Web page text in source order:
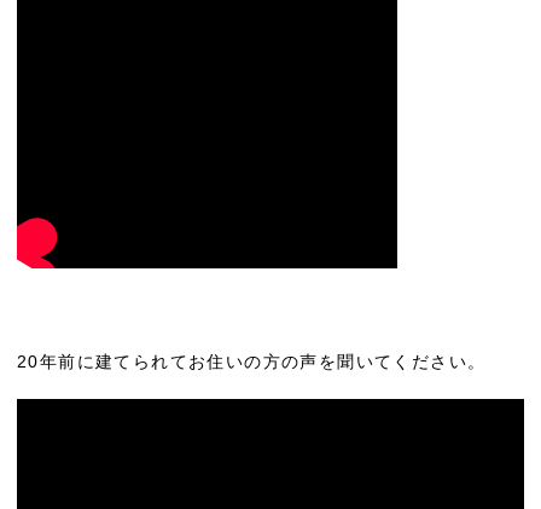
20年前に建てられてお住いの方の声を聞いてください。